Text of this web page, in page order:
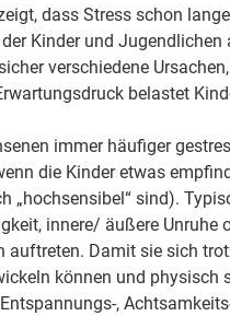
dass Stress schon
Kinder und
verschiedene
belastet
immer häufiger
die Kinder etwas
„hochsensibel“ sind).
innere/ äußere Unruhe
auftreten. Damit sie sich
können und physisch
,